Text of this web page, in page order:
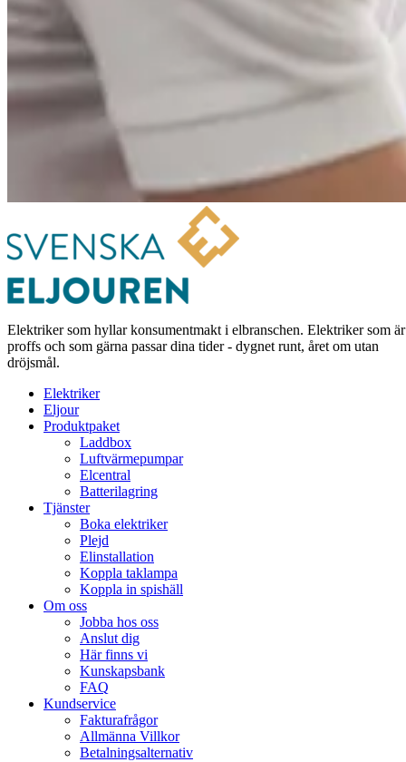
Elektriker som hyllar konsumentmakt i elbranschen. Elektriker som är
proffs och som gärna passar dina tider - dygnet runt, året om utan
dröjsmål.
Elektriker
Eljour
Produktpaket
Laddbox
Luftvärmepumpar
Elcentral
Batterilagring
Tjänster
Boka elektriker
Plejd
Elinstallation
Koppla taklampa
Koppla in spishäll
Om oss
Jobba hos oss
Anslut dig
Här finns vi
Kunskapsbank
FAQ
Kundservice
Fakturafrågor
Allmänna Villkor
Betalningsalternativ